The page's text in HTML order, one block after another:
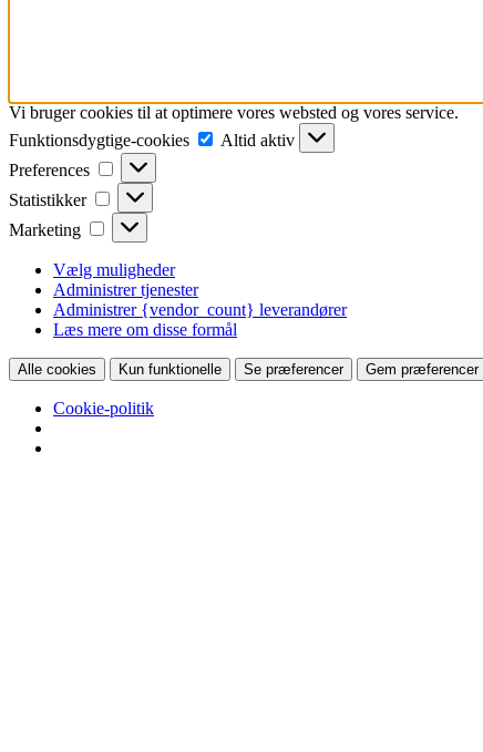
Vi bruger cookies til at optimere vores websted og vores service.
Funktionsdygtige-cookies
Funktionsdygtige-
cookies
Altid aktiv
Preferences
Preferences
Statistikker Statistikker
Marketing Marketing
Vælg muligheder
Administrer tjenester
Administrer {vendor_count} leverandører
Læs mere om disse formål
Alle cookies Kun funktionelle Se præferencer Gem præferencer
Cookie-politik